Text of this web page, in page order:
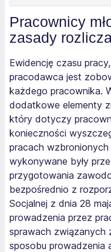
Pracownicy
zasady
Ewidencję czasu
pracodawca jest
każdego pracownika.
dodatkowe elementy
który dotyczy
konieczności
pracach
wykonywane były
przygotowania
bezpośrednio z
Socjalnej z dnia 28
prowadzenia przez
sprawach związanych
sposobu prowadzenia